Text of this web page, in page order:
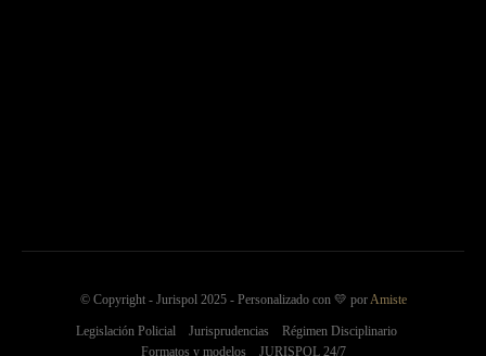
© Copyright - Jurispol 2025 - Personalizado con 💛 porAmiste
Legislación Policial Jurisprudencias
Régimen Disciplinario
Formatos y modelos
JURISPOL 24/7